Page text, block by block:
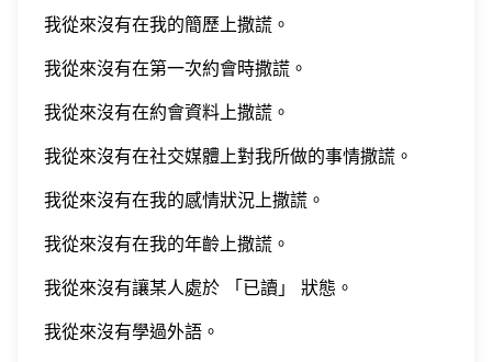
我從來沒有在我的簡歷上撒謊。
我從來沒有在第一次約會時撒謊。
我從來沒有在約會資料上撒謊。
我從來沒有在社交媒體上對我所做的事情撒謊。
我從來沒有在我的感情狀況上撒謊。
我從來沒有在我的年齡上撒謊。
我從來沒有讓某人處於 「已讀」 狀態。
我從來沒有學過外語。